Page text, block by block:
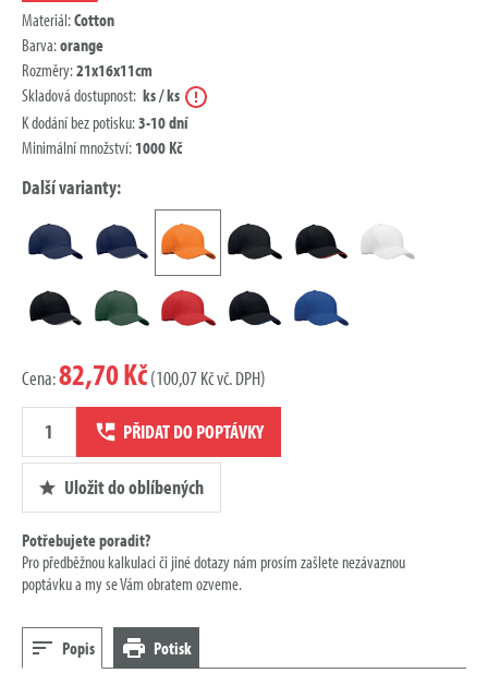
Materiál:Cotton
Barva:orange
Rozměry:21x16x11cm
Skladová dostupnost: ks / ks
K dodání bez potisku:3-10 dní
Minimální množství:1000 Kč
Další varianty:
Cena:82,70 Kč(100,07 Kč vč. DPH)
Množství
poptávky
PŘIDAT DO POPTÁVKY
Uložit do oblíbených
Potřebujete poradit?
Pro předběžnou kalkulaci či jiné dotazy nám prosím zašlete nezávaznou
poptávku a my se Vám obratem ozveme.
Popis Potisk